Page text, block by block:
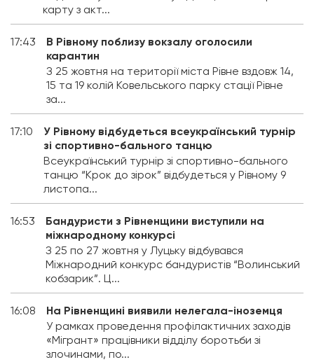
карту з акт...
17:43
В Рівному поблизу вокзалу оголосили
карантин
З 25 жовтня на території міста Рівне вздовж 14,
15 та 19 колій Ковельського парку стації Рівне
за...
17:10
У Рівному відбудеться всеукраїнський турнір
зі спортивно-бального танцю
Всеукраїнський турнір зі спортивно-бального
танцю “Крок до зірок” відбудеться у Рівному 9
листопа...
16:53
Бандуристи з Рівненщини виступили на
міжнародному конкурсі
З 25 по 27 жовтня у Луцьку відбувався
Міжнародний конкурс бандуристів “Волинський
кобзарик”. Ц...
16:08
На Рівненщині виявили нелегала-іноземця
У рамках проведення профілактичних заходів
«Мігрант» працівники відділу боротьби зі
злочинами, по...